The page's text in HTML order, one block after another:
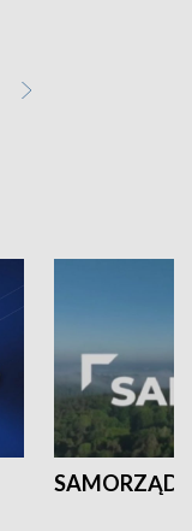
SAMORZĄD